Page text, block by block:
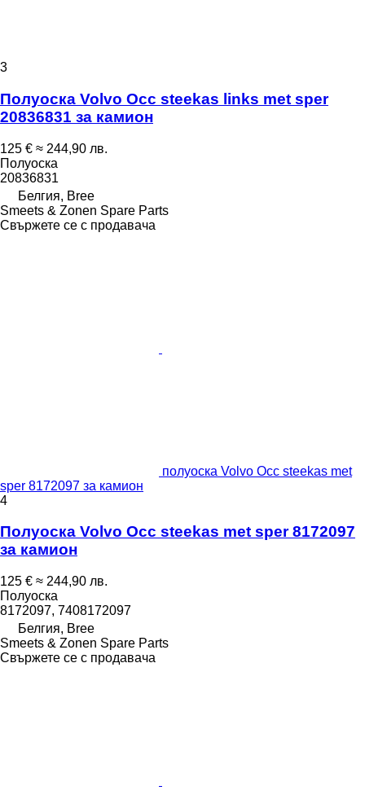
3
Полуоска Volvo Occ steekas links met sper
20836831 за камион
125 € ≈ 244,90 лв.
Полуоска
20836831
Белгия, Bree
Smeets & Zonen Spare Parts
Свържете се с продавача
полуоска Volvo Occ steekas met
sper 8172097 за камион
4
Полуоска Volvo Occ steekas met sper 8172097
за камион
125 € ≈ 244,90 лв.
Полуоска
8172097, 7408172097
Белгия, Bree
Smeets & Zonen Spare Parts
Свържете се с продавача